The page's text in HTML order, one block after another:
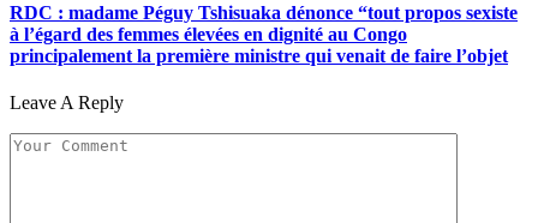
RDC : madame Péguy Tshisuaka dénonce “tout propos sexiste
à l’égard des femmes élevées en dignité au Congo
principalement la première ministre qui venait de faire l’objet
Leave A Reply